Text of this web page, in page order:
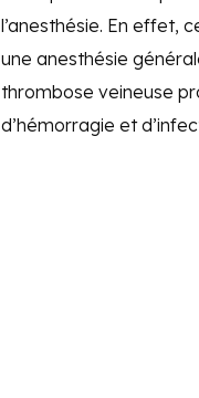
l’anesthésie. En effet,
une anesthésie
thrombose veineuse
d’hémorragie et